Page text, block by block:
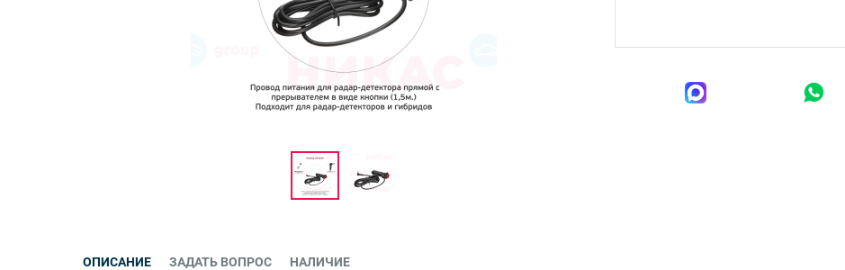
ОПИСАНИЕ ЗАДАТЬ ВОПРОС НАЛИЧИЕ